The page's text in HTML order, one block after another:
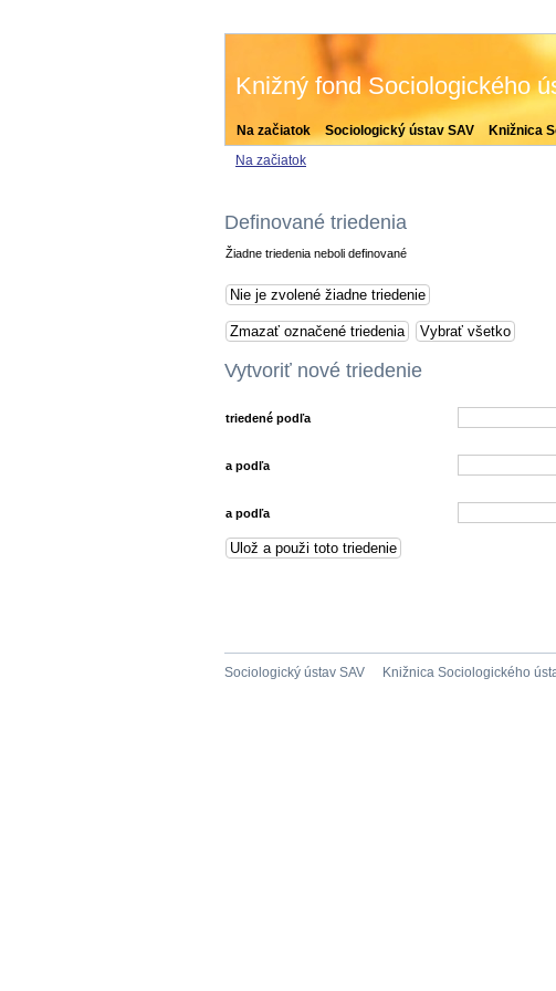
Na začiatok Sociologický ústav SAV Knižnica
Knižný fond Sociologického
Na začiatok
Definované triedenia
Žiadne triedenia neboli definované
Vytvoriť nové triedenie
triedené podľa
a podľa
a podľa
Sociologický ústav SAV Knižnica Sociologického